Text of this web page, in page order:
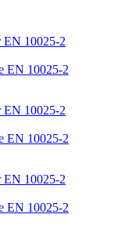
EN 10025-2
EN 10025-2
EN 10025-2